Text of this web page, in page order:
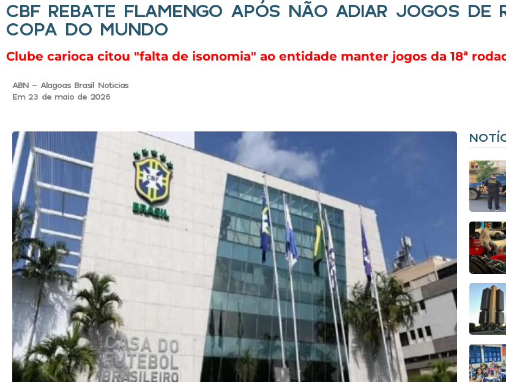
CBF REBATE FLAMENGO APÓS NÃO ADIAR JOGOS DE
COPA DO MUNDO
Clube carioca citou "falta de isonomia" ao entidade manter jogos da 18ª
ABN - Alagoas Brasil Noticias
Em 23 de maio de 2026